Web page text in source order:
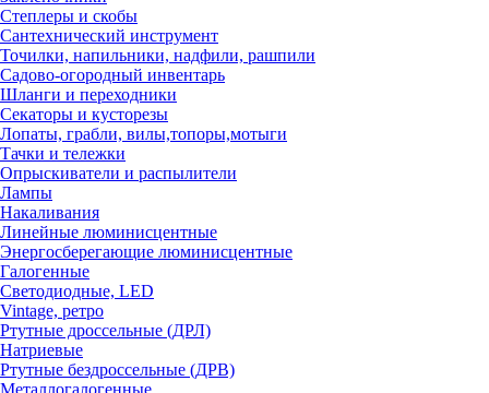
Степлеры и скобы
Сантехнический инструмент
Точилки, напильники, надфили, рашпили
Садово-огородный инвентарь
Шланги и переходники
Секаторы и кусторезы
Лопаты, грабли, вилы,топоры,мотыги
Тачки и тележки
Опрыскиватели и распылители
Лампы
Накаливания
Линейные люминисцентные
Энергосберегающие люминисцентные
Галогенные
Светодиодные, LED
Vintage, ретро
Ртутные дроссельные (ДРЛ)
Натриевые
Ртутные бездроссельные (ДРВ)
Металлогалогенные